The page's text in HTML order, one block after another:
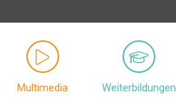
Multimedia Weiterbildungen